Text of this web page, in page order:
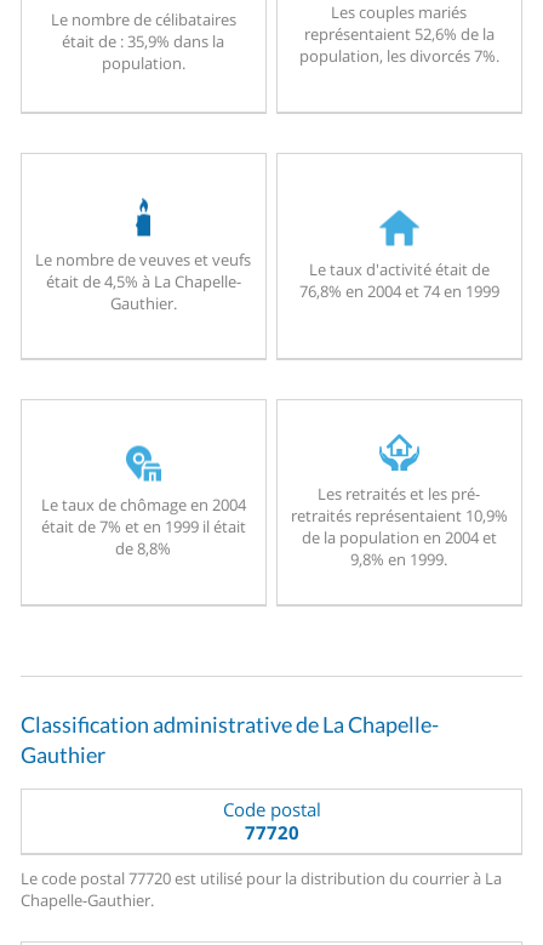
Le nombre de célibataires
était de : 35,9% dans la
population.
Les couples mariés
représentaient 52,6% de la
population, les divorcés 7%.
Le nombre de veuves et veufs
était de 4,5% à La Chapelle-
Gauthier.
Le taux d'activité était de
76,8% en 2004 et 74 en 1999
Le taux de chômage en 2004
était de 7% et en 1999 il était
de 8,8%
Les retraités et les pré-
retraités représentaient 10,9%
de la population en 2004 et
9,8% en 1999.
Classification administrative de La Chapelle-
Gauthier
Code postal
77720
Le code postal 77720 est utilisé pour la distribution du courrier à La
Chapelle-Gauthier.